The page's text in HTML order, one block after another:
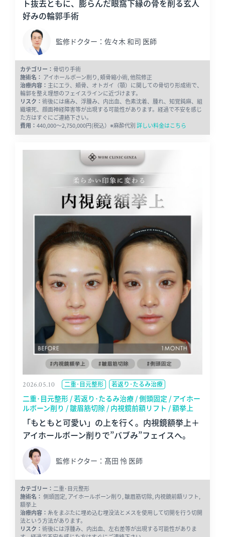
ト抜去ともに、膨らんだ眼窩下縁の骨を削る玄人
好みの輪郭手術
監修ドクター：佐々木 和司 医師
カテゴリー： 骨切り手術
施術名： アイホールボーン削り, 頬骨縮小術, 他院修正
治療内容： 主にエラ、頬骨、オトガイ（顎）に関しての骨切り形成術で、
輪郭を整え理想のフェイスラインに近づけます。
リスク： 術後には痛み、浮腫み、内出血、色素沈着、腫れ、知覚鈍麻、組
織壊死、顔面神経障害等が出現する可能性があります。経過で不安を感じ
た方はすぐにご連絡下さい。
費用： 440,000〜2,750,000円(税込）※麻酔代別詳しい料金はこちら
2026.05.10 二重･目元整形 若返り･たるみ治療
二重･目元整形 / 若返り･たるみ治療 / 側頭固定 / アイホー
ルボーン削り / 皺眉筋切除 / 内視鏡前額リフト / 額挙上
「もともと可愛い」の上を行く。内視鏡額挙上＋
アイホールボーン削りで”バブみ”フェイスへ。
監修ドクター：髙田 怜 医師
カテゴリー： 二重･目元整形
施術名： 側頭固定, アイホールボーン削り, 皺眉筋切除, 内視鏡前額リフト,
額挙上
治療内容： 糸をまぶたに埋め込む埋没法とメスを使用して切開を行う切開
法という方法があります。
リスク： 術後には浮腫み、内出血、左右差等が出現する可能性がありま